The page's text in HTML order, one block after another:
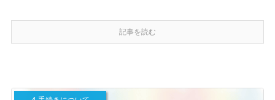
記事を読む